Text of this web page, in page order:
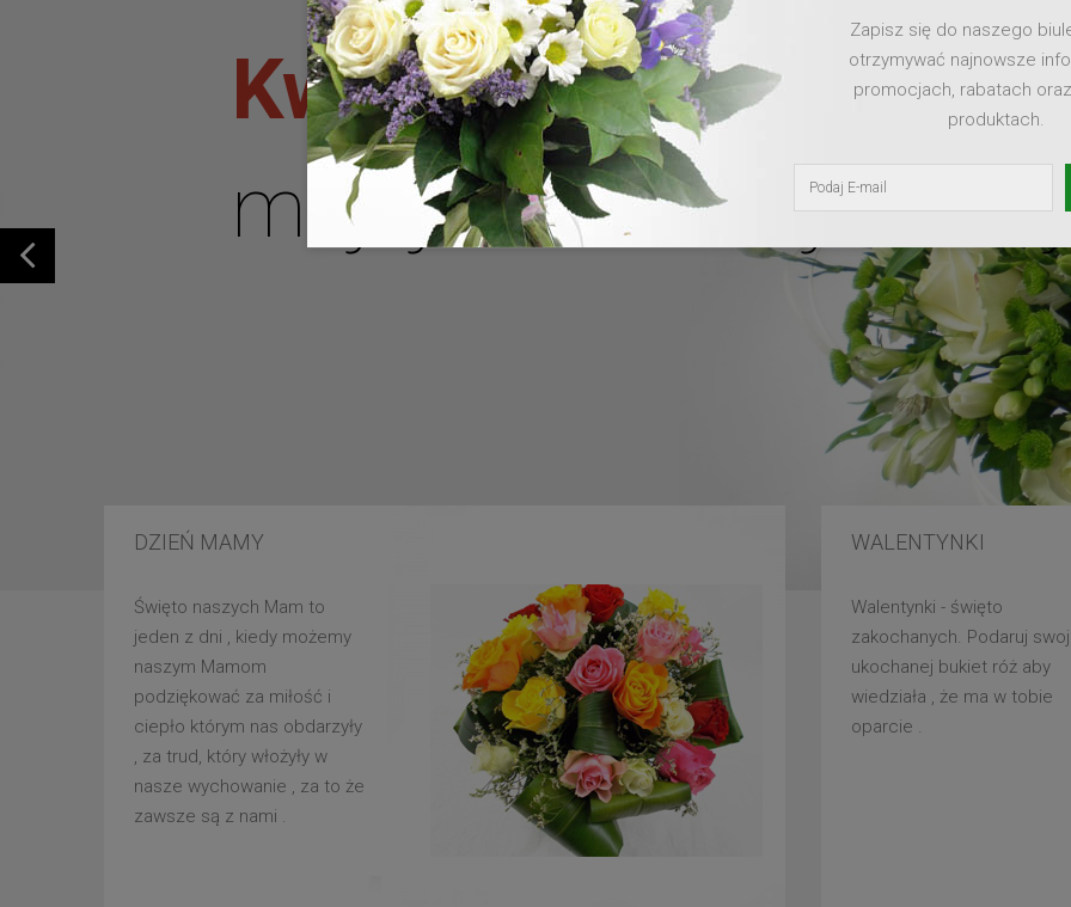
Kwiaty dla
mojej ukochanej
DZIEŃ MAMY
Święto naszych Mam to
jeden z dni , kiedy możemy
naszym Mamom
podziękować za miłość i
ciepło którym nas obdarzyły
, za trud, który włożyły w
nasze wychowanie , za to że
zawsze są z nami .
WALENTYNKI
Walentynki - święto
zakochanych. Podaruj
ukochanej bukiet róż aby
wiedziała , że ma w tobie
oparcie .
Zapisz się do naszego
otrzymywać najnowsze
promocjach, rabatach
produktach.